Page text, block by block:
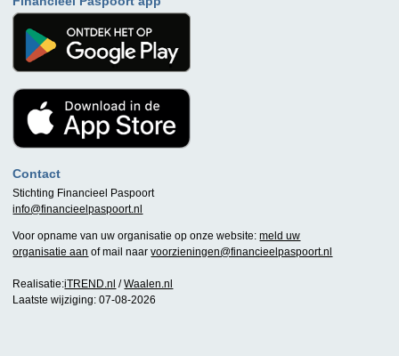
Contact
Stichting Financieel Paspoort
info@financieelpaspoort.nl
Voor opname van uw organisatie op onze website:meld uw
organisatie aan of mail naarvoorzieningen@financieelpaspoort.nl
Realisatie:iTREND.nl /Waalen.nl
Laatste wijziging: 07-08-2026